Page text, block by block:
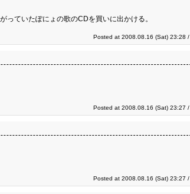
ていたぽにょの歌のCDを買いに出かける。
Posted at 2008.08.16 (Sat) 23:28 /
Posted at 2008.08.16 (Sat) 23:27 /
Posted at 2008.08.16 (Sat) 23:27 /